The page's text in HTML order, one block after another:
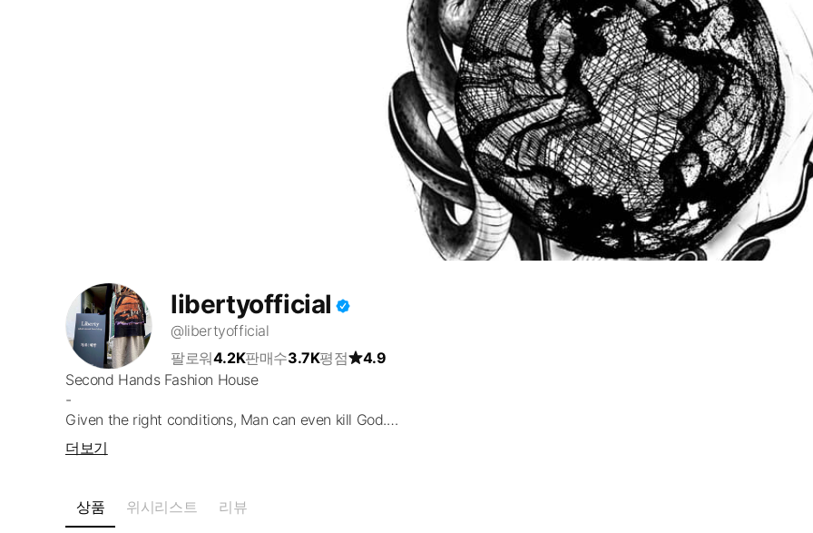
libertyofficial
@libertyofficial
팔로워4.2K판매수3.7K평점
4.9
Second Hands Fashion House
-
Given the right conditions, Man can even kill God.
-
Wausan-ro 11-gil 28, 2F
Liberty
더보기
상품 위시리스트 리뷰